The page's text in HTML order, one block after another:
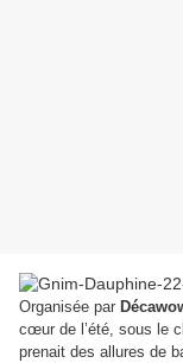
Organisée par
cœur de l’été, sous le
prenait des allures de